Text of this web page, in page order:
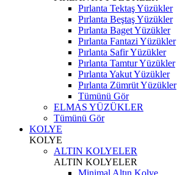
Pırlanta Tektaş Yüzükler
Pırlanta Beştaş Yüzükler
Pırlanta Baget Yüzükler
Pırlanta Fantazi Yüzükler
Pırlanta Safir Yüzükler
Pırlanta Tamtur Yüzükler
Pırlanta Yakut Yüzükler
Pırlanta Zümrüt Yüzükler
Tümünü Gör
ELMAS YÜZÜKLER
Tümünü Gör
KOLYE
KOLYE
ALTIN KOLYELER
ALTIN KOLYELER
Minimal Altın Kolye